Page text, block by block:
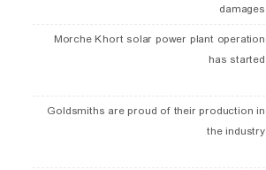
damages
Morche Khort solar power plant operation
has started
Goldsmiths are proud of their production in
the industry